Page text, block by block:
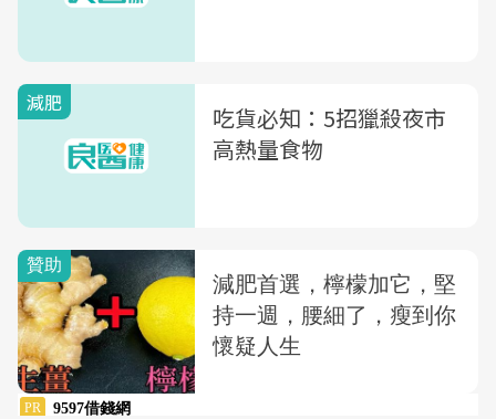
減肥
吃貨必知：5招獵殺夜市
高熱量食物